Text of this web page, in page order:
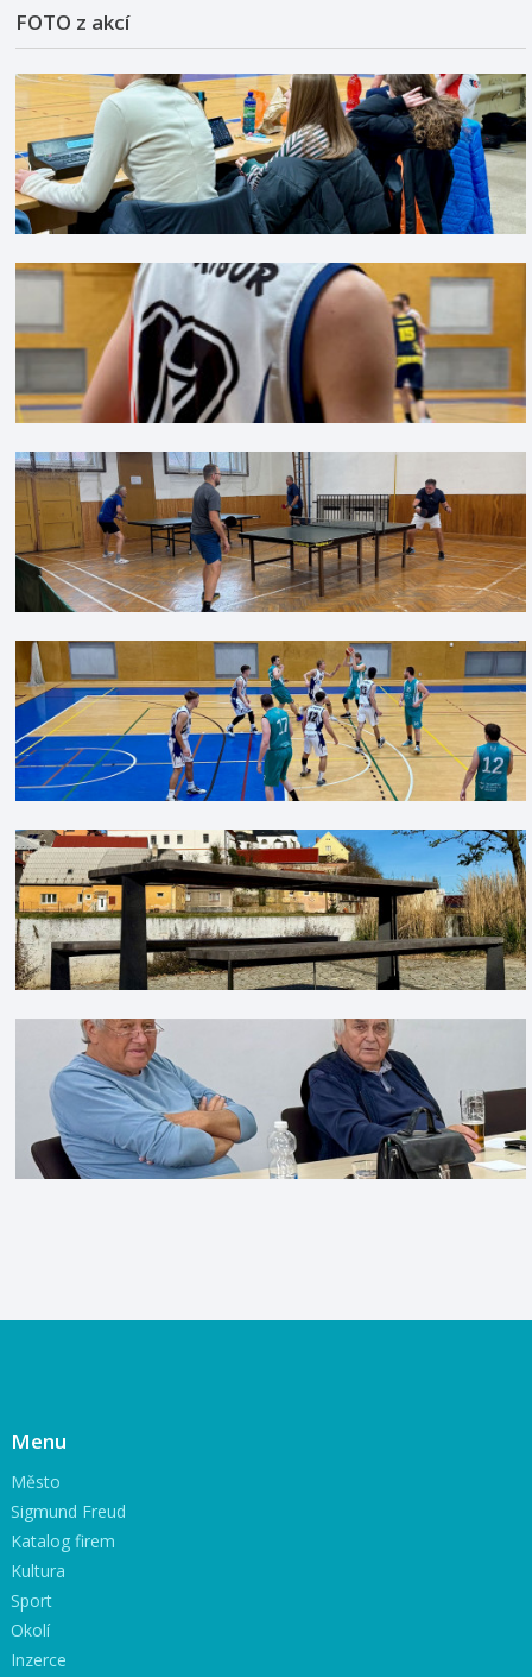
FOTO z akcí
Menu
Město
Sigmund Freud
Katalog firem
Kultura
Sport
Okolí
Inzerce